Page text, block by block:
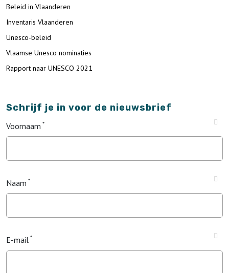
Beleid in Vlaanderen
Inventaris Vlaanderen
Unesco-beleid
Vlaamse Unesco nominaties
Rapport naar UNESCO 2021
Schrijf je in voor de nieuwsbrief
Voornaam
Naam
E-mail